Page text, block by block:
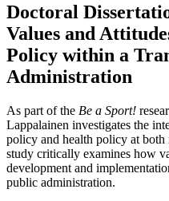
Doctoral
Values and
Policy within a
Administration
As part of the Be a Sport!
Lappalainen investigates the
policy and health policy at
study critically examines how
development and
public administration.